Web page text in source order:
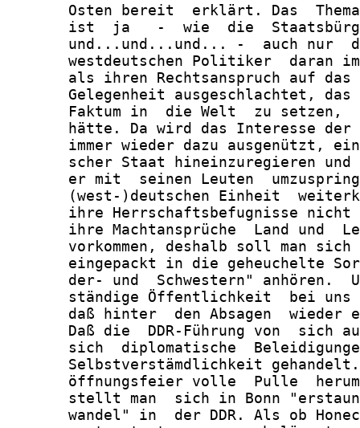
Osten bereit  erklärt. Das
ist  ja   -  wie  die
und...und...und... -  auch nur
westdeutschen Politiker  daran
als ihren Rechtsanspruch auf
Gelegenheit ausgeschlachtet,
Faktum in  die Welt  zu setzen,
hätte. Da wird das Interesse
immer wieder dazu ausgenützt,
scher Staat hineinzuregieren
er mit  seinen Leuten
(west-)deutschen Einheit
ihre Herrschaftsbefugnisse
ihre Machtansprüche  Land und
vorkommen, deshalb soll man
eingepackt in die geheuchelte
der- und  Schwestern" anhören.
ständige Öffentlichkeit  bei
daß hinter  den Absagen  wieder
Daß die  DDR-Führung von  sich
sich  diplomatische
Selbstverstämdlichkeit
öffnungsfeier volle  Pulle
stellt man  sich in Bonn
wandel" in  der DDR. Als ob